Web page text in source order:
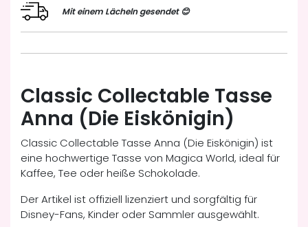
Mit einem Lächeln gesendet 😊
Classic Collectable Tasse
Anna (Die Eiskönigin)
Classic Collectable Tasse Anna (Die Eiskönigin) ist
eine hochwertige Tasse von Magica World, ideal für
Kaffee, Tee oder heiße Schokolade.
Der Artikel ist offiziell lizenziert und sorgfältig für
Disney-Fans, Kinder oder Sammler ausgewählt.